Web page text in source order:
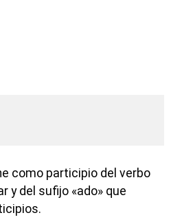
como participio del verbo
y del sufijo «ado» que